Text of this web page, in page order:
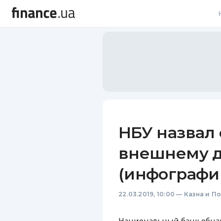
НБУ
внешнему
22.03.2019, 10:00 — Казна и